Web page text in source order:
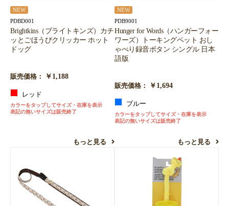
NEW
PDBD001
Brightkins（ブライトキンズ）カチ
ッとごほうびクリッカー ホット
ドッグ
販売価格： ￥1,188
レッド
カラーをタップしてサイズ・在庫を表示
表記の無いサイズは販売終了
もっと見る
NEW
PDB9001
Hunger for Words（ハンガーフォー
ワーズ）トーキングペット おし
ゃべり録音ボタン シングル 日本
語版
販売価格： ￥1,694
ブルー
カラーをタップしてサイズ・在庫を表示
表記の無いサイズは販売終了
もっと見る